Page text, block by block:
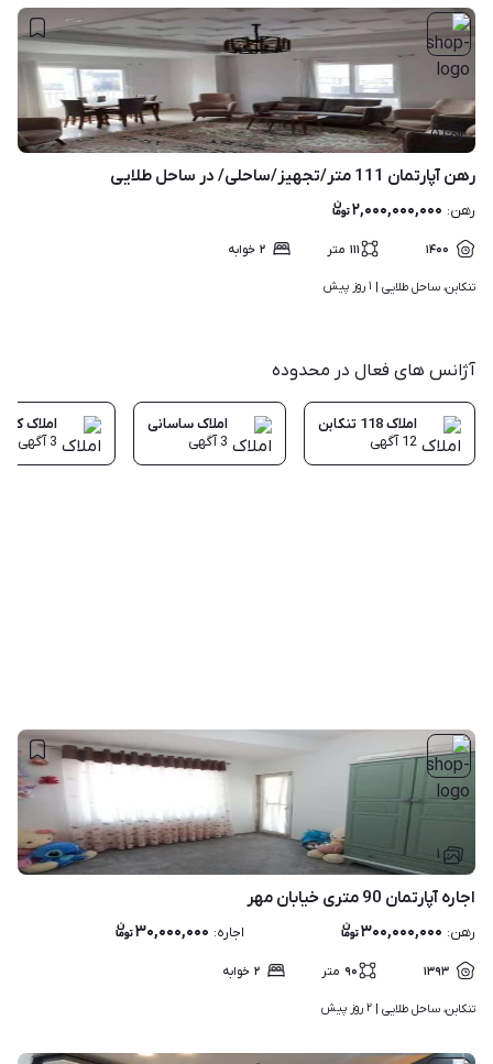
۵
رهن آپارتمان 111 متر/تجهیز/ساحلی/ در ساحل طلایی
رهن: ۲,۰۰۰,۰۰۰,۰۰۰
۱۴۰۰ ۱۱۱ متر ۲ خوابه
تنکابن، ساحل طلایی | ۱ روز پیش
آژانس های فعال در محدوده
املاک 118 تنکابن
12 آگهی
املاک ساسانی
3 آگهی
املاک
3 آگهی
۱
اجاره آپارتمان 90 متری خیابان مهر
رهن: ۳۰۰,۰۰۰,۰۰۰ اجاره: ۳۰,۰۰۰,۰۰۰
۱۳۹۳ ۹۰ متر ۲ خوابه
تنکابن، ساحل طلایی | ۲ روز پیش